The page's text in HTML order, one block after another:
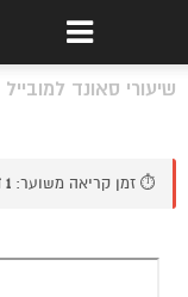
שיעורי סאונד למובייל
⏱️ זמן קריאה משוער: 1 דקה